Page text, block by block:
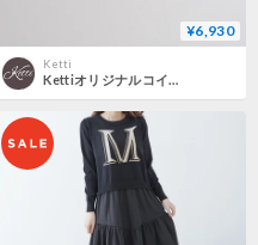
¥6,930
Ketti
Kettiオリジナルコイン型イニシャルネックレス 〈M〉〜silver925〜